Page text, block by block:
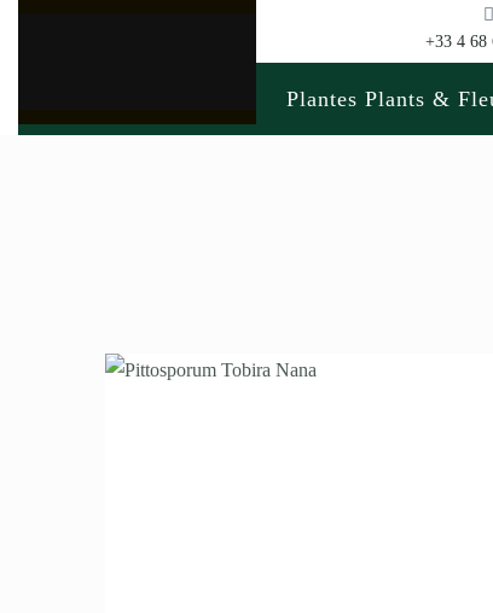
+33 4 68
Plantes Plants &